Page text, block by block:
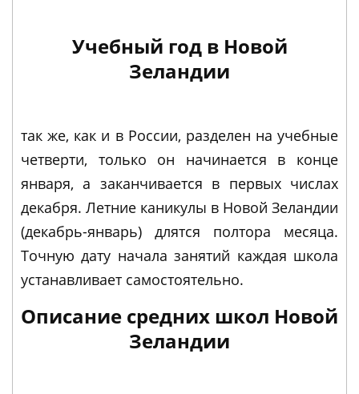
Учебный год в Новой
Зеландии
так же, как и в России, разделен на учебные
четверти, только он начинается в конце
января, а заканчивается в первых числах
декабря. Летние каникулы в Новой Зеландии
(декабрь-январь) длятся полтора месяца.
Точную дату начала занятий каждая школа
устанавливает самостоятельно.
Описание средних школ Новой
Зеландии